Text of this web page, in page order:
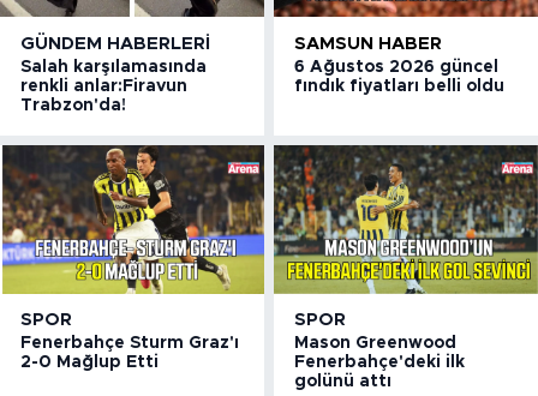
GÜNDEM HABERLERI
Salah karşılamasında
renkli anlar:Firavun
Trabzon'da!
SAMSUN HABER
6 Ağustos 2026 güncel
fındık fiyatları belli oldu
SPOR
Fenerbahçe Sturm Graz'ı
2-0 Mağlup Etti
SPOR
Mason Greenwood
Fenerbahçe'deki ilk
golünü attı